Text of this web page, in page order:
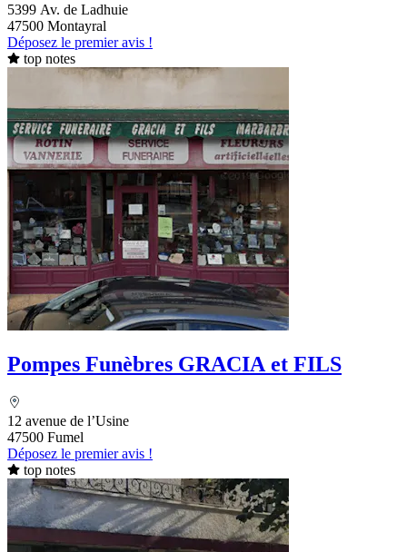
5399 Av. de Ladhuie
47500 Montayral
Déposez le premier avis !
top notes
Pompes Funèbres GRACIA et FILS
12 avenue de l’Usine
47500 Fumel
Déposez le premier avis !
top notes